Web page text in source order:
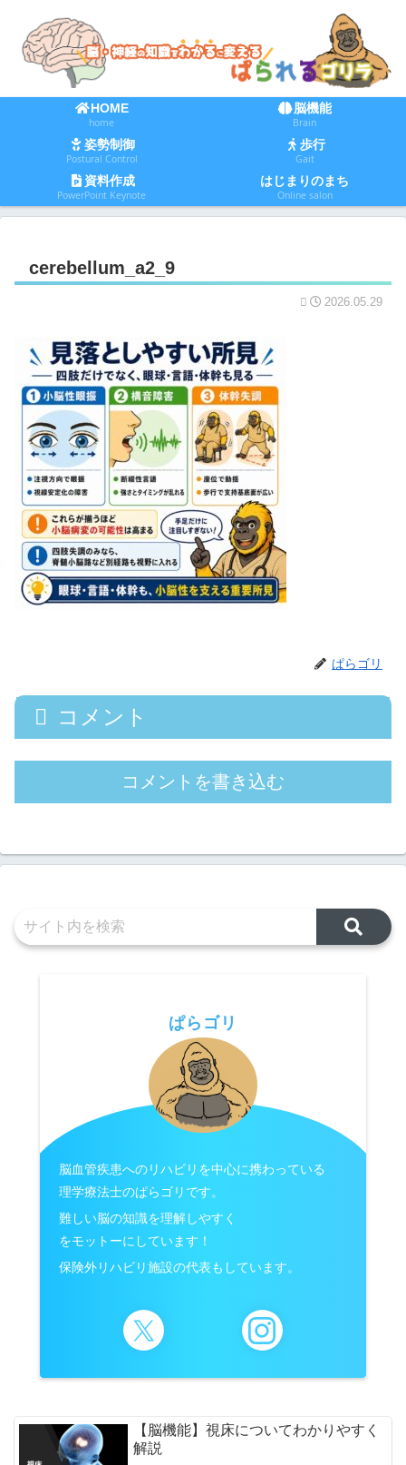
HOME
home
脳機能
Brain
姿勢制御
Postural Control
歩行
Gait
資料作成
PowerPoint Keynote
はじまりのまち
Online salon
cerebellum_a2_9
2026.05.29
ぱらゴリ
コメント
コメントを書き込む
ぱらゴリ
脳血管疾患へのリハビリを中心に携わっている
理学療法士のぱらゴリです。
難しい脳の知識を理解しやすく
をモットーにしています！
保険外リハビリ施設の代表もしています。
【脳機能】視床についてわかりやすく
解説